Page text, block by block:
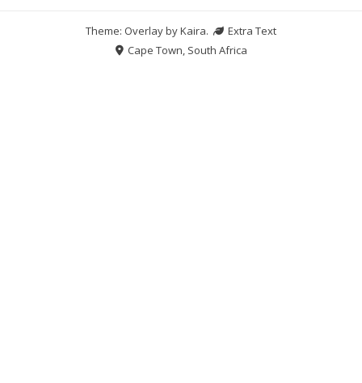
Theme: Overlay byKaira.
Extra Text
Cape Town, South Africa